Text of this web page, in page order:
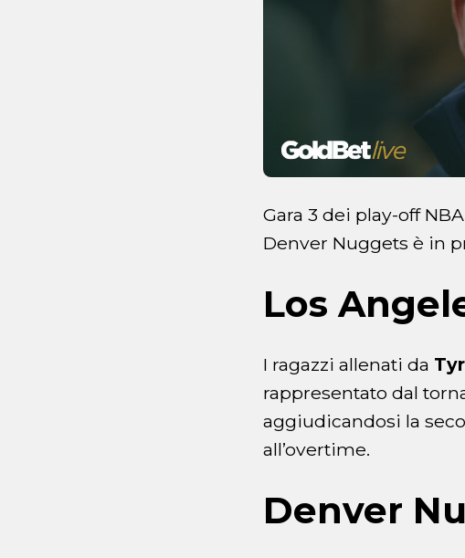
Gara 3 dei play-off
Denver Nuggets è in
Los
I ragazzi allenati da
rappresentato dal
aggiudicandosi la
all’overtime.
Denver